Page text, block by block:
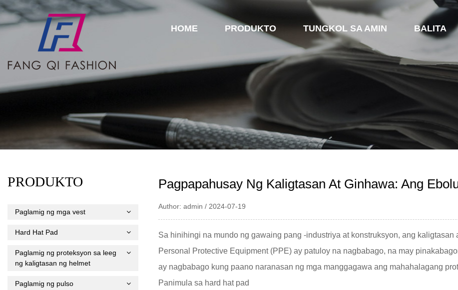
HOME PRODUKTO TUNGKOL SA AMIN BALITA
PRODUKTO
Paglamig ng mga vest
Hard Hat Pad
Paglamig ng proteksyon sa leeg
ng kaligtasan ng helmet
Paglamig ng pulso
Pagpapahusay Ng Kaligtasan At Ginhawa: Ang
Author: admin / 2024-07-19
Sa hinihingi na mundo ng gawaing pang -industriya at konstruksyon, ang
Personal Protective Equipment (PPE) ay patuloy na nagbabago, na may
ay nagbabago kung paano naranasan ng mga manggagawa ang mahahalagang
Panimula sa hard hat pad